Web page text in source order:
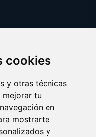
cookies
y otras técnicas
mejorar tu
en
mostrarte
y